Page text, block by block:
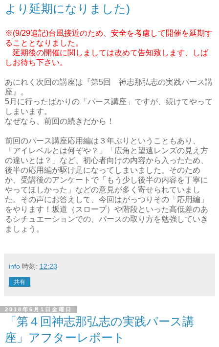
より延期になりました)
※(9/29追記)台風接近のため、安全を考慮して開催を延期す
ることとなりました。
延期後の開催に関しましては改めて告知致します、しば
しお待ち下さい。
あにれく次回の講座は『第5回 神志那弘志の実践パース講
座』。
5月に行ったばかりの「パース講座」ですが、続けてやって
しまいます。
なぜなら、前回の続きだから！
前回のパース講座応用編は３年ぶりということもあり、
「アイレベルとは何ぞや？」「広角と望遠レンズの見え方
の違いとは？」など、初心者向けの内容から入ったため、
後半の応用編が駆け足になってしまいました。そのため
か、受講後のアンケートで「もう少し後半の内容を丁寧に
やってほしかった」などの意見が多く寄せられていまし
た。その声にお答えして、今回はがっつりその「応用編」
をやります！坂道（スロープ）や階段といった高低差のあ
るシチュエーションでの、パースの取り方を勉強していき
ましょう。
info 時刻: 12:23
共有
2018年6月1日金曜日
「第４回神志那弘志の実践パース講
座」アフターレポート